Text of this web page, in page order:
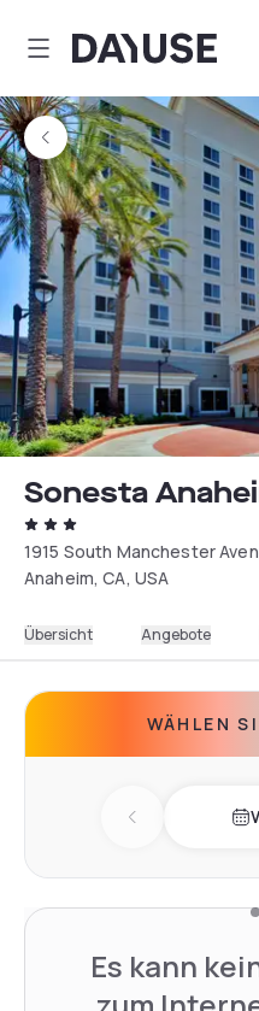
Dayuse
Sonesta
1915 South Manchester
Anaheim, CA, USA
Übersicht Angebote
WÄHLEN
Previous day
Es kann